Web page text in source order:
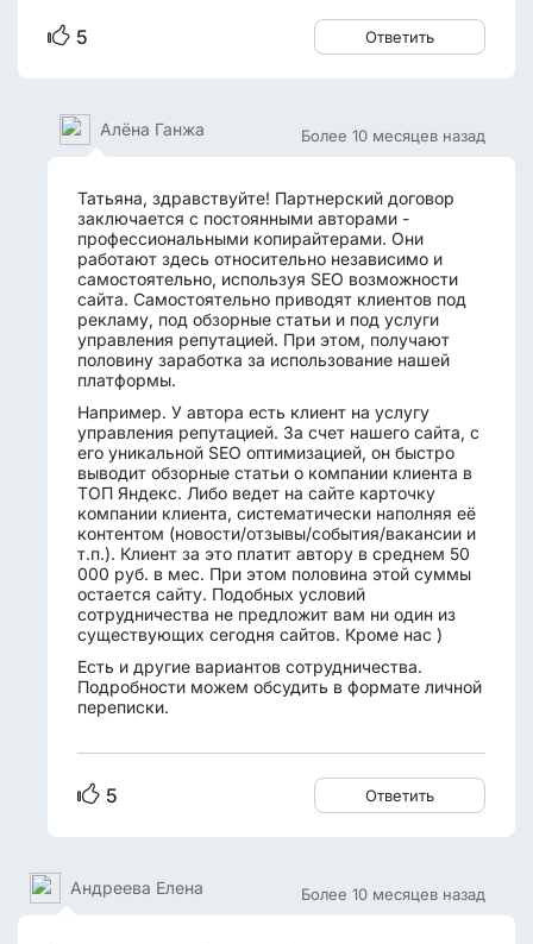
5 Ответить
Более 10 месяцев назад
Алёна Ганжа
Татьяна, здравствуйте! Партнерский договор
заключается с постоянными авторами -
профессиональными копирайтерами. Они
работают здесь относительно независимо и
самостоятельно, используя SEO возможности
сайта. Самостоятельно приводят клиентов под
рекламу, под обзорные статьи и под услуги
управления репутацией. При этом, получают
половину заработка за использование нашей
платформы.
Например. У автора есть клиент на услугу
управления репутацией. За счет нашего сайта, с
его уникальной SEO оптимизацией, он быстро
выводит обзорные статьи о компании клиента в
ТОП Яндекс. Либо ведет на сайте карточку
компании клиента, систематически наполняя её
контентом (новости/отзывы/события/вакансии и
т.п.). Клиент за это платит автору в среднем 50
000 руб. в мес. При этом половина этой суммы
остается сайту. Подобных условий
сотрудничества не предложит вам ни один из
существующих сегодня сайтов. Кроме нас )
Есть и другие вариантов сотрудничества.
Подробности можем обсудить в формате личной
переписки.
5 Ответить
Более 10 месяцев назад
Андреева Елена